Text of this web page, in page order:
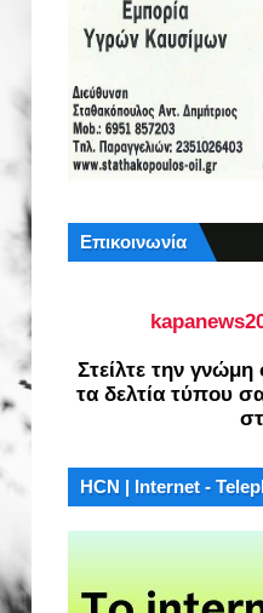
Επικοινωνία
Στείλτε την
τα δελτία τύπου
HCN | Internet -